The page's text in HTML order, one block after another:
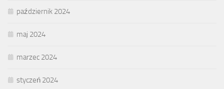
październik 2024
maj 2024
marzec 2024
styczeń 2024